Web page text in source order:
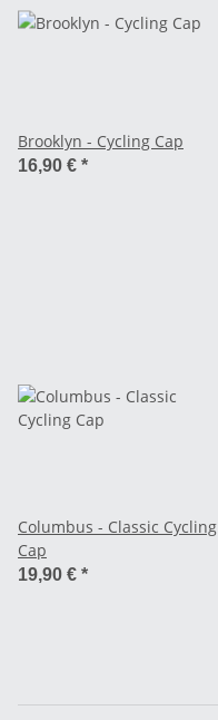
Brooklyn - Cycling Cap
16,90 € *
Columbus - Classic Cycling
Cap
19,90 € *